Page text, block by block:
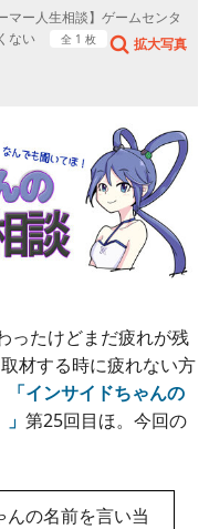
マー人生相談】ゲームセンタ
ない
全 1 枚 拡大写真
ったけどまだ疲れが残
材する時に疲れない方
「インサイドちゃんの
第25回目ほ。今回の
の名前を言い当